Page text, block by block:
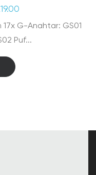
Şu
fiyat:
$2,219.00.
G-Anahtar: GS01
Puf...